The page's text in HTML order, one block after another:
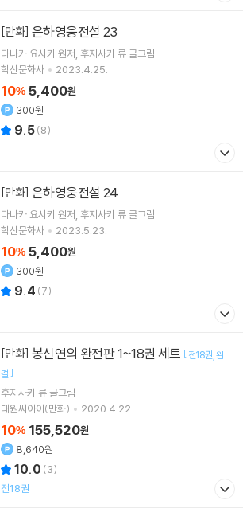
[만화] 은하영웅전설 23
다나카 요시키 원저 후지사키 류글그림
학산문화사
2023.4.25.
10% 5,400원
300원
9.5(8)
[만화] 은하영웅전설 24
다나카 요시키 원저 후지사키 류글그림
학산문화사
2023.5.23.
10% 5,400원
300원
9.4 (7)
[만화] 봉신연의 완전판 1~18권 세트 [ 전18권 완
결 ]
후지사키 류글그림
대원씨아이(만화)
2020.4.22.
10% 155,520원
8,640원
10.0 (3)
전18권